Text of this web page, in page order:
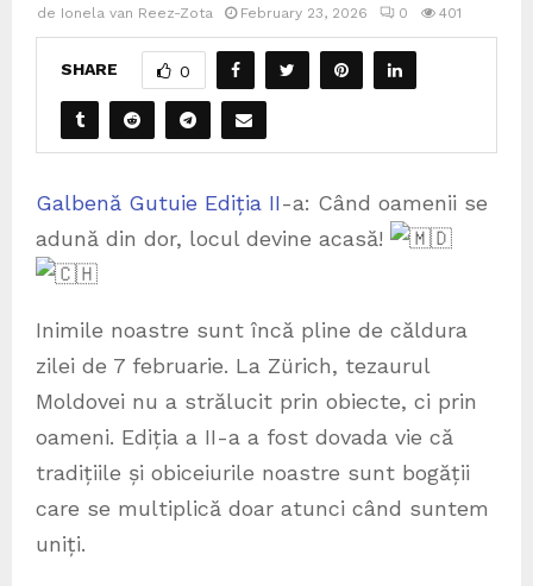
de Ionela van Reez-Zota February 23, 2026 0 401
SHARE 0
Galbenă Gutuie Ediția II-a: Când oamenii se
adună din dor, locul devine acasă!
Inimile noastre sunt încă pline de căldura
zilei de 7 februarie. La Zürich, tezaurul
Moldovei nu a strălucit prin obiecte, ci prin
oameni. Ediția a II-a a fost dovada vie că
tradițiile și obiceiurile noastre sunt bogății
care se multiplică doar atunci când suntem
uniți.